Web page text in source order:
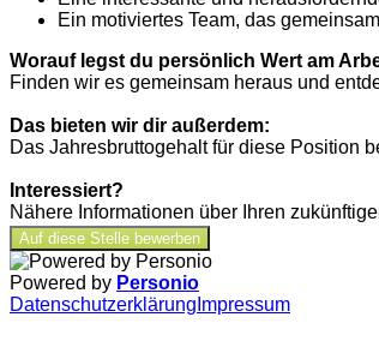
Ein motiviertes Team, das
Worauf legst du persönlich Wert am
Finden wir es gemeinsam heraus und
Das bieten wir dir außerdem:
Das Jahresbruttogehalt für diese Position
Interessiert?
Nähere Informationen über Ihren
Auf diese Stelle bewerben
Powered by Personio
Datenschutzerklärung Impressum